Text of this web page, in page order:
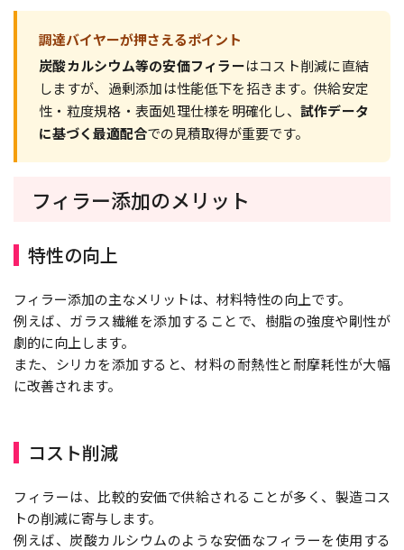
調達バイヤーが押さえるポイント
炭酸カルシウム等の安価フィラーはコスト削減に直結
しますが、過剰添加は性能低下を招きます。供給安定
性・粒度規格・表面処理仕様を明確化し、 試作データ
に基づく最適配合での見積取得が重要です。
フィラー添加のメリット
特性の向上
フィラー添加の主なメリットは、材料特性の向上です。
例えば、ガラス繊維を添加することで、樹脂の強度や剛性が
劇的に向上します。
また、シリカを添加すると、材料の耐熱性と耐摩耗性が大幅
に改善されます。
コスト削減
フィラーは、比較的安価で供給されることが多く、製造コス
トの削減に寄与します。
例えば、炭酸カルシウムのような安価なフィラーを使用する